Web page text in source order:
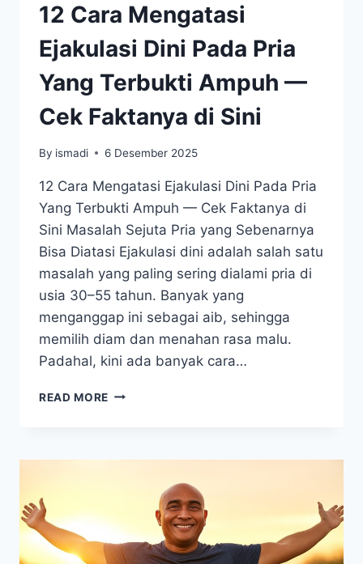
12 Cara Mengatasi
Ejakulasi Dini Pada Pria
Yang Terbukti Ampuh —
Cek Faktanya di Sini
By ismadi 6 Desember 2025
12 Cara Mengatasi Ejakulasi Dini Pada Pria
Yang Terbukti Ampuh — Cek Faktanya di
Sini Masalah Sejuta Pria yang Sebenarnya
Bisa Diatasi Ejakulasi dini adalah salah satu
masalah yang paling sering dialami pria di
usia 30–55 tahun. Banyak yang
menganggap ini sebagai aib, sehingga
memilih diam dan menahan rasa malu.
Padahal, kini ada banyak cara…
READ MORE 12
DINI
TERBUKTI
AMPUH